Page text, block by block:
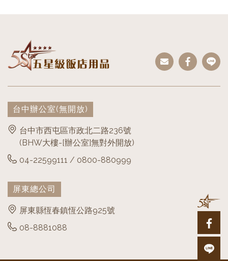
台中辦公室(無開放)
台中市西屯區市政北二路236號
(BHW大樓-[辦公室]無對外開放)
04-22599111 / 0800-880999
屏東總公司
屏東縣恆春鎮恆公路925號
08-8881088